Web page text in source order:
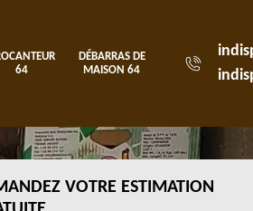
64
DÉBARRAS DE
MAISON 64
VOTRE ESTIMATION